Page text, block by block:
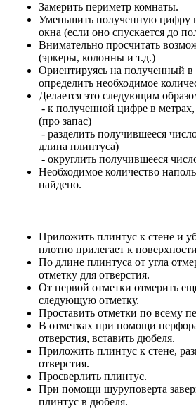
Замерить периметр комнаты.
Уменьшить полученную цифру
окна (если оно спускается до
Внимательно просчитать
(эркеры, колонны и т.д.)
Ориентируясь на полученный в
определить необходимое
Делается это следующим
- к полученной цифре в
(про запас)
- разделить получившееся
длина плинтуса)
- округлить получившееся
Необходимое количество
найдено.
Приложить плинтус к стене и
плотно прилегает к
По длине плинтуса от угла
отметку для отверстия.
От первой отметки отмерить
следующую отметку.
Проставить отметки по всему
В отметках при помощи
отверстия, вставить дюбеля.
Приложить плинтус к стене,
отверстия.
Просверлить плинтус.
При помощи шуруповерта
плинтус в дюбеля.